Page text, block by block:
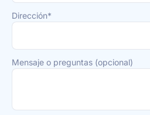
Dirección*
Mensaje o preguntas (opcional)